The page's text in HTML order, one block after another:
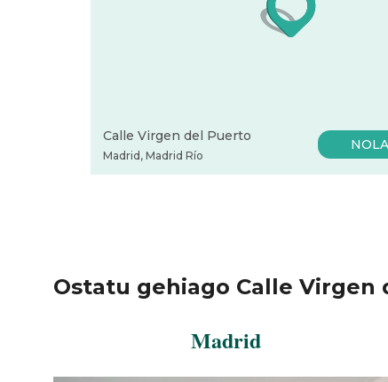
Calle Virgen del Puerto
Madrid , Madrid Río
Ostatu gehiago Calle Virgen
Madrid